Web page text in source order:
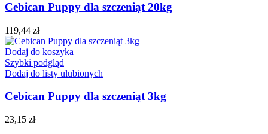
Cebican Puppy dla szczeniąt 20kg
119,44 zł
Dodaj do koszyka
Szybki podgląd
Dodaj do listy ulubionych
Cebican Puppy dla szczeniąt 3kg
23,15 zł